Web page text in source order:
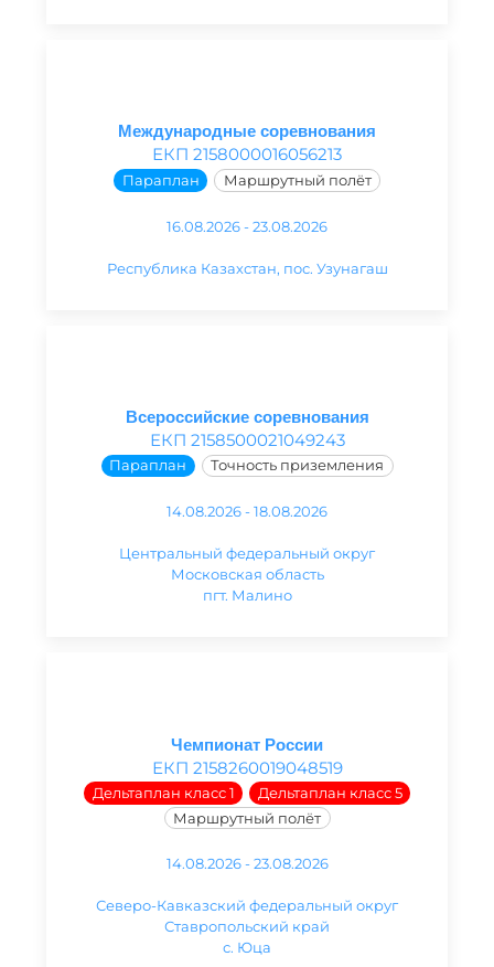
Международные соревнования
ЕКП 2158000016056213
Параплан Маршрутный полёт
16.08.2026 - 23.08.2026
Республика Казахстан, пос. Узунагаш
Всероссийские соревнования
ЕКП 2158500021049243
Параплан Точность приземления
14.08.2026 - 18.08.2026
Центральный федеральный округ
Московская область
пгт. Малино
Чемпионат России
ЕКП 2158260019048519
Дельтаплан класс 1
Дельтаплан класс 5
Маршрутный полёт
14.08.2026 - 23.08.2026
Северо-Кавказский федеральный округ
Ставропольский край
с. Юца